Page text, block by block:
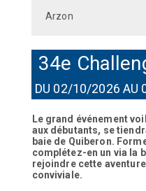
Arzon
34e
DU 02/10/2026 AU
Le grand événement
aux débutants, se
baie de Quiberon.
complétez-en un via la
rejoindre cette
conviviale.